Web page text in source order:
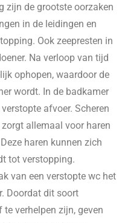
zijn de grootste oorzaken
in de leidingen en
Ook zeepresten in
Na verloop van tijd
ophopen, waardoor de
wordt. In de badkamer
afvoer. Scheren
allemaal voor haren
haren kunnen zich
tot verstopping.
van een verstopte wc het
Doordat dit soort
verhelpen zijn, geven